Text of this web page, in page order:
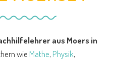
aus Moersin
wieMathe,Physik,